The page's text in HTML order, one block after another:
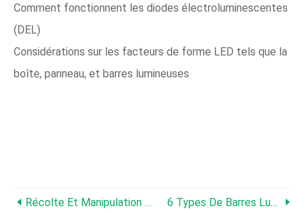
Comment fonctionnent les diodes électroluminescentes
(DEL)
Considérations sur les facteurs de forme LED tels que la
boîte, panneau, et barres lumineuses
Récolte Et Manipulation De La Laitue Pour Une Durée De Conservation Plus Longue 6 Types De Barres Lumineuses À LED Pour L'agriculture En Intérieur